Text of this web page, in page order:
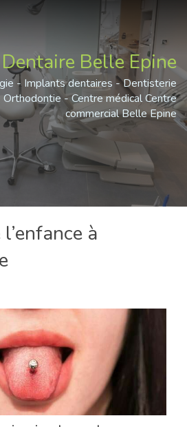
Belle Epine
- Implants dentaires - Dentisterie
- Centre médical Centre
commercial Belle Epine
à